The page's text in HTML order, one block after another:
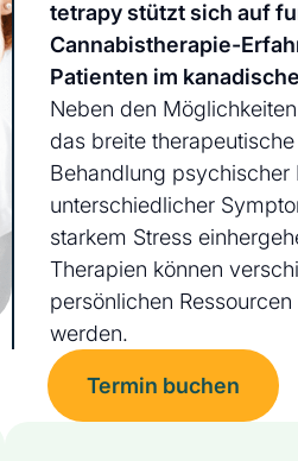
tetrapy stützt sich auf
Cannabistherapie-
Patienten im
Neben den
das breite
Behandlung psychischer
unterschiedlicher
starkem Stress
Therapien können
persönlichen
werden.
Termin buchen